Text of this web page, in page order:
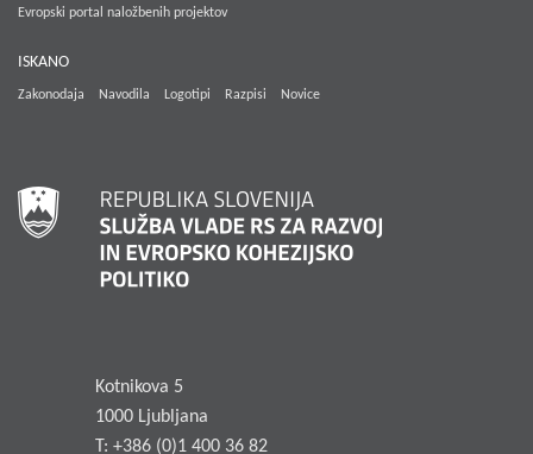
Evropski portal naložbenih projektov
ISKANO
Zakonodaja Navodila Logotipi Razpisi Novice
Kotnikova 5
1000 Ljubljana
T: +386 (0)1 400 36 82